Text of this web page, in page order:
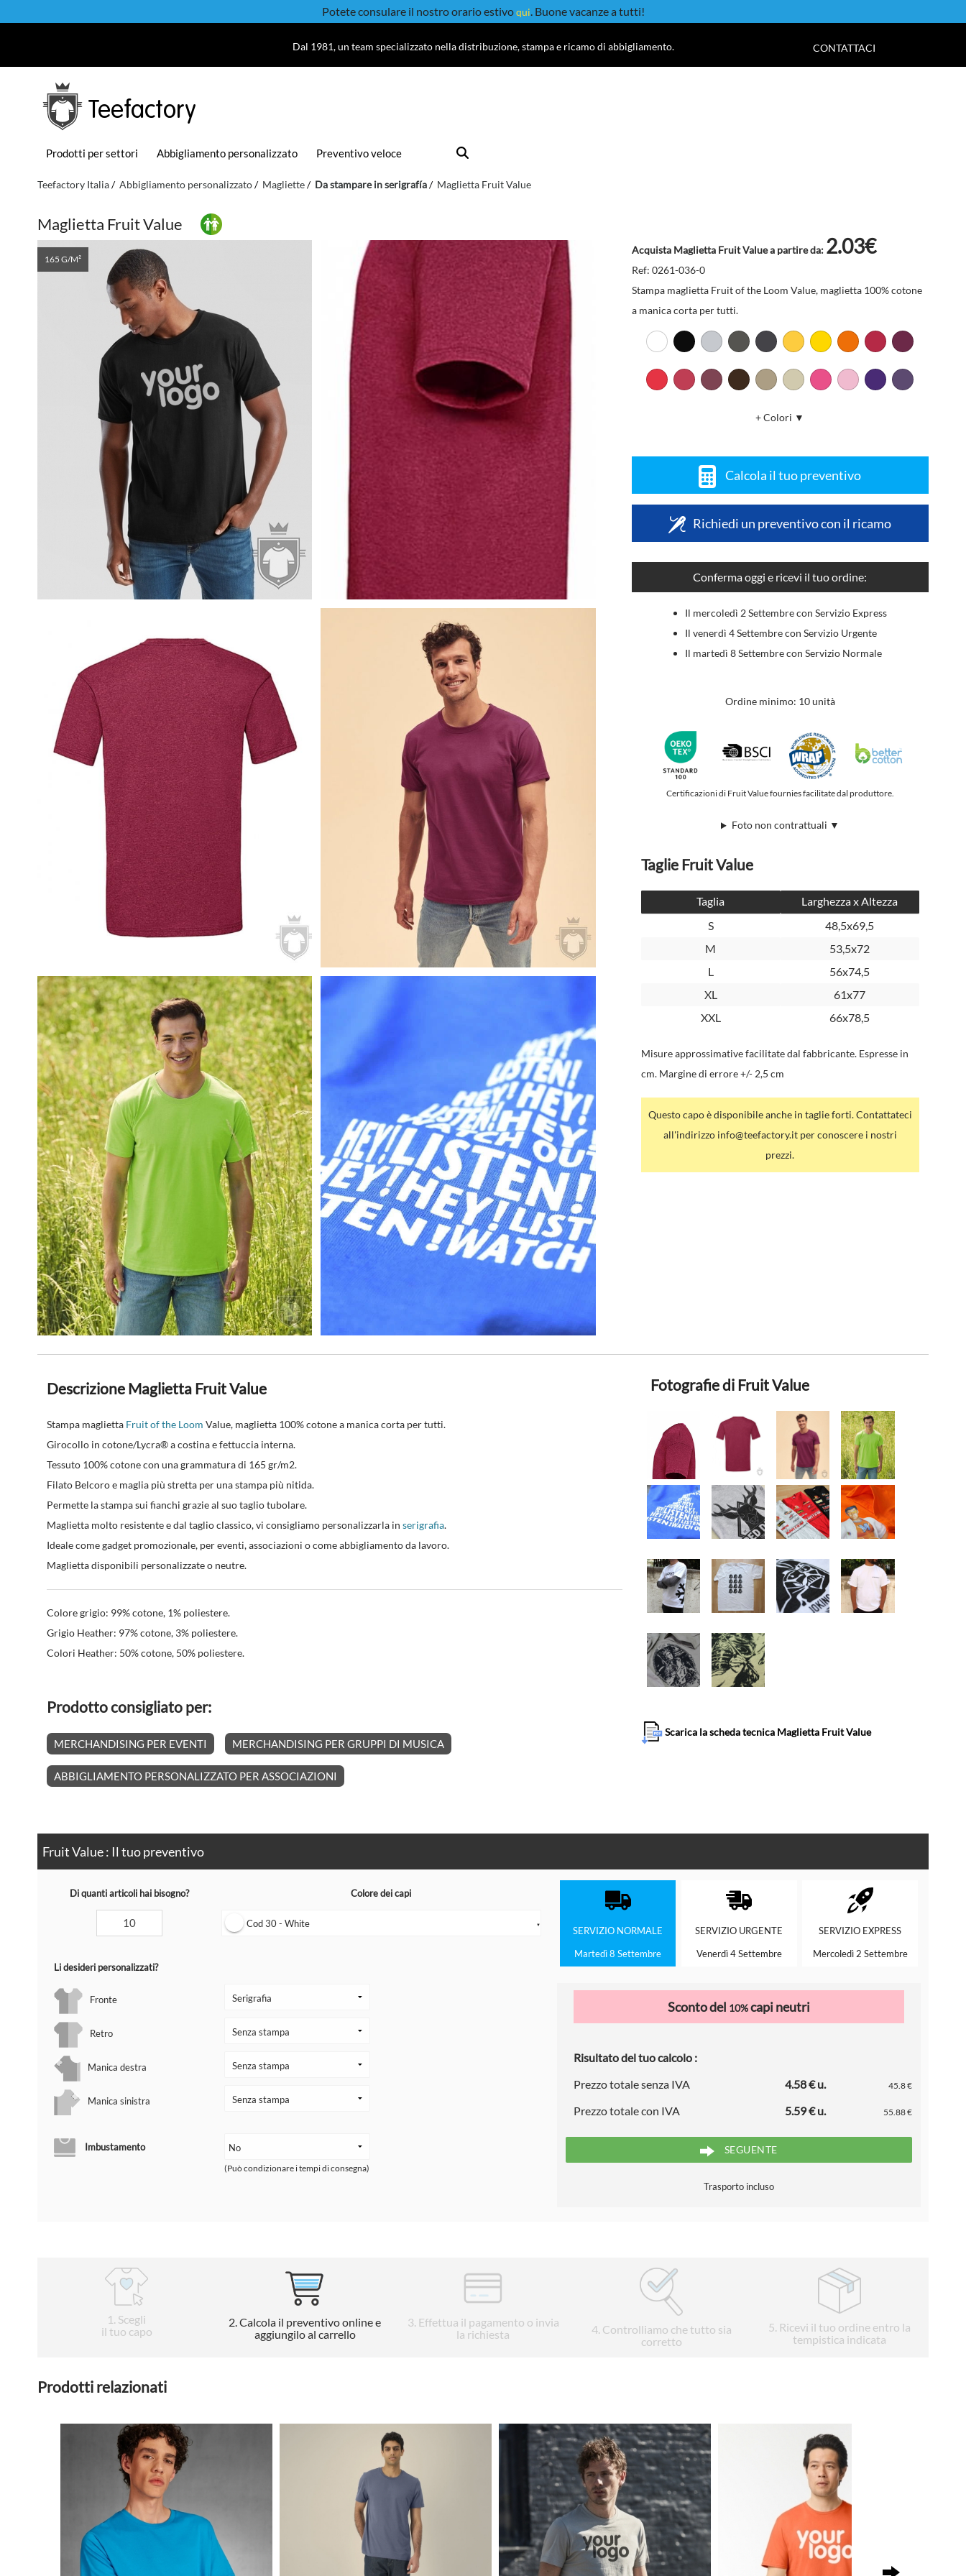
Potete consulare il nostro orario estivoqui. Buone vacanze a tutti!
Dal 1981, un team specializzato nella distribuzione, stampa e ricamo di abbigliamento. CONTATTACI
Teefactory
Prodotti per settori Abbigliamento personalizzato Preventivo veloce
Teefactory Italia Abbigliamento personalizzato Magliette Da stampare in serigrafía Maglietta Fruit Value
Maglietta Fruit Value
165 G/M²
Acquista Maglietta Fruit Value a partire da: 2.03€
Ref: 0261-036-0
Stampa maglietta Fruit of the Loom Value, maglietta 100% cotone
a manica corta per tutti.
+ Colori ▼
Calcola il tuo preventivo
Richiedi un preventivo con il ricamo
Conferma oggi e ricevi il tuo ordine:
Il mercoledì 2 Settembre con Servizio Express
Il venerdì 4 Settembre con Servizio Urgente
Il martedì 8 Settembre con Servizio Normale
Ordine minimo: 10 unità
Certificazioni di Fruit Value fournies facilitate dal produttore.
Foto non contrattuali ▼
Taglie Fruit Value
Taglia
Larghezza x Altezza
S
48,5x69,5
M
53,5x72
L
56x74,5
XL
61x77
XXL
66x78,5
Misure approssimative facilitate dal fabbricante. Espresse in
cm. Margine di errore +/- 2,5 cm
Questo capo è disponibile anche in taglie forti. Contattateci
all'indirizzo info@teefactory.it per conoscere i nostri
prezzi.
Descrizione Maglietta Fruit Value
Stampa maglietta Fruit of the Loom Value, maglietta 100% cotone a manica corta per tutti.
Girocollo in cotone/Lycra® a costina e fettuccia interna.
Tessuto 100% cotone con una grammatura di 165 gr/m2.
Filato Belcoro e maglia più stretta per una stampa più nitida.
Permette la stampa sui fianchi grazie al suo taglio tubolare.
Maglietta molto resistente e dal taglio classico, vi consigliamo personalizzarla inserigrafia.
Ideale come gadget promozionale, per eventi, associazioni o come abbigliamento da lavoro.
Maglietta disponibili personalizzate o neutre.
Colore grigio: 99% cotone, 1% poliestere.
Grigio Heather: 97% cotone, 3% poliestere.
Colori Heather: 50% cotone, 50% poliestere.
Prodotto consigliato per:
MERCHANDISING PER EVENTI MERCHANDISING PER GRUPPI DI MUSICA
ABBIGLIAMENTO PERSONALIZZATO PER ASSOCIAZIONI
Fotografie di Fruit Value
Scarica la scheda tecnica Maglietta Fruit Value
Fruit Value : Il tuo preventivo
Di quanti articoli hai bisogno? Colore dei capi
Cod 30 - White ▼
Li desideri personalizzati?
Fronte
Retro
Manica destra
Manica sinistra
Imbustamento
(Può condizionare i tempi di consegna)
SERVIZIO NORMALE
Martedì 8 Settembre
SERVIZIO URGENTE
Venerdì 4 Settembre
SERVIZIO EXPRESS
Mercoledì 2 Settembre
Sconto del 10%capi neutri
Risultato del tuo calcolo :
Prezzo totale senza IVA
4.58 € u. 45.8 €
Prezzo totale con IVA 5.59 € u. 55.88 €
SEGUENTE
Trasporto incluso
1 . Scegli
il tuo capo
2 . Calcola il preventivo online e
aggiungilo al carrello
3 . Effettua il pagamento o invia
la richiesta
4. Controlliamo che tutto sia
corretto
5. Ricevi il tuo ordine entro la
tempistica indicata
Prodotti relazionati